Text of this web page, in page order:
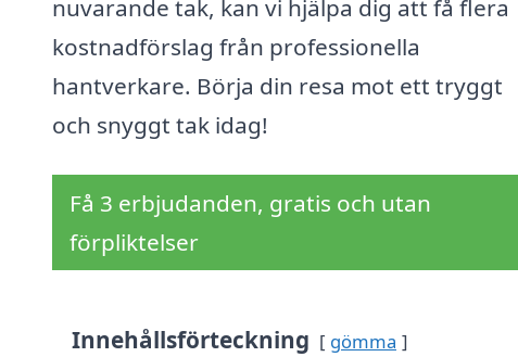
nuvarande tak, kan vi hjälpa dig att få flera
kostnadförslag från professionella
hantverkare. Börja din resa mot ett tryggt
och snyggt tak idag!
Få 3 erbjudanden, gratis och utan
förpliktelser
Innehållsförteckning gömma